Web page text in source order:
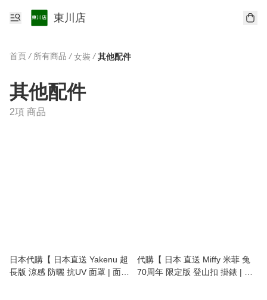
東川店
首頁 / 所有商品 / 女裝 / 其他配件
其他配件
2項 商品
日本代購【 日本直送 Yakenu 超
長版 涼感 防曬 抗UV 面罩 | 面
代購【 日本 直送 Miffy 米菲 兔
70周年 限定版 登山扣 掛錶 | 護